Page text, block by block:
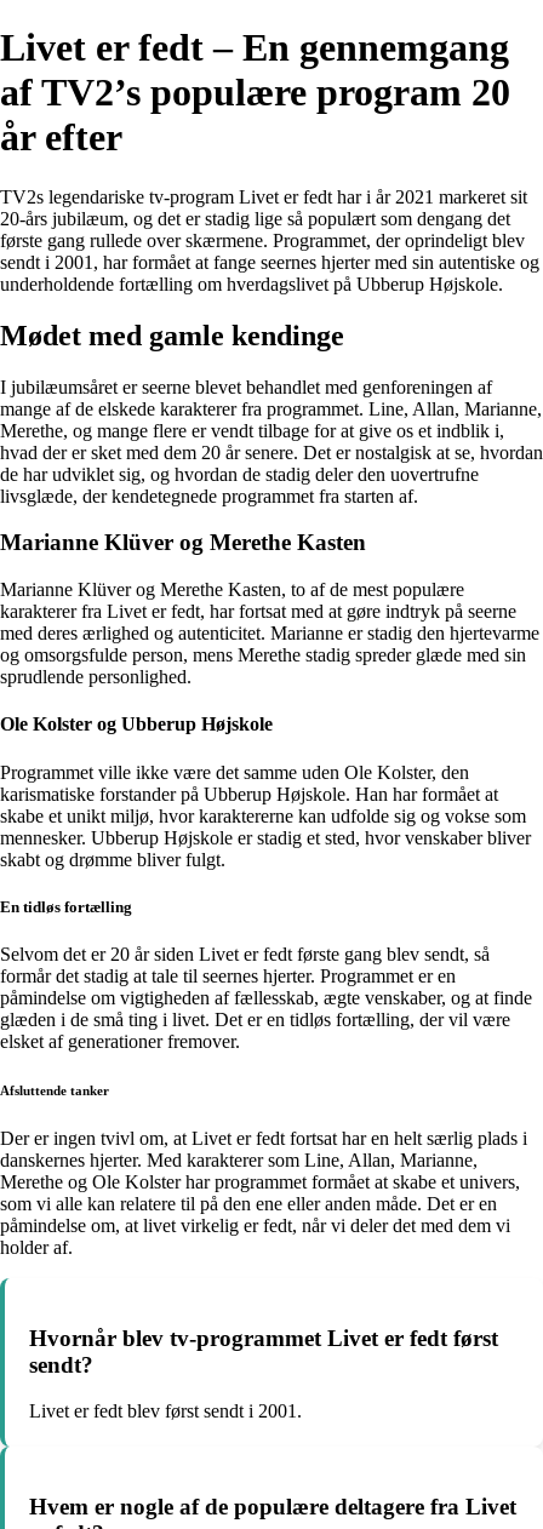
Livet er fedt – En gennemgang
af TV2’s populære program 20
år efter
TV2s legendariske tv-program Livet er fedt har i år 2021 markeret sit
20-års jubilæum, og det er stadig lige så populært som dengang det
første gang rullede over skærmene. Programmet, der oprindeligt blev
sendt i 2001, har formået at fange seernes hjerter med sin autentiske og
underholdende fortælling om hverdagslivet på Ubberup Højskole.
Mødet med gamle kendinge
I jubilæumsåret er seerne blevet behandlet med genforeningen af
mange af de elskede karakterer fra programmet. Line, Allan, Marianne,
Merethe, og mange flere er vendt tilbage for at give os et indblik i,
hvad der er sket med dem 20 år senere. Det er nostalgisk at se, hvordan
de har udviklet sig, og hvordan de stadig deler den uovertrufne
livsglæde, der kendetegnede programmet fra starten af.
Marianne Klüver og Merethe Kasten
Marianne Klüver og Merethe Kasten, to af de mest populære
karakterer fra Livet er fedt, har fortsat med at gøre indtryk på seerne
med deres ærlighed og autenticitet. Marianne er stadig den hjertevarme
og omsorgsfulde person, mens Merethe stadig spreder glæde med sin
sprudlende personlighed.
Ole Kolster og Ubberup Højskole
Programmet ville ikke være det samme uden Ole Kolster, den
karismatiske forstander på Ubberup Højskole. Han har formået at
skabe et unikt miljø, hvor karaktererne kan udfolde sig og vokse som
mennesker. Ubberup Højskole er stadig et sted, hvor venskaber bliver
skabt og drømme bliver fulgt.
En tidløs fortælling
Selvom det er 20 år siden Livet er fedt første gang blev sendt, så
formår det stadig at tale til seernes hjerter. Programmet er en
påmindelse om vigtigheden af fællesskab, ægte venskaber, og at finde
glæden i de små ting i livet. Det er en tidløs fortælling, der vil være
elsket af generationer fremover.
Afsluttende tanker
Der er ingen tvivl om, at Livet er fedt fortsat har en helt særlig plads i
danskernes hjerter. Med karakterer som Line, Allan, Marianne,
Merethe og Ole Kolster har programmet formået at skabe et univers,
som vi alle kan relatere til på den ene eller anden måde. Det er en
påmindelse om, at livet virkelig er fedt, når vi deler det med dem vi
holder af.
Hvornår blev tv-programmet Livet er fedt først
sendt?
Livet er fedt blev først sendt i 2001.
Hvem er nogle af de populære deltagere fra Livet